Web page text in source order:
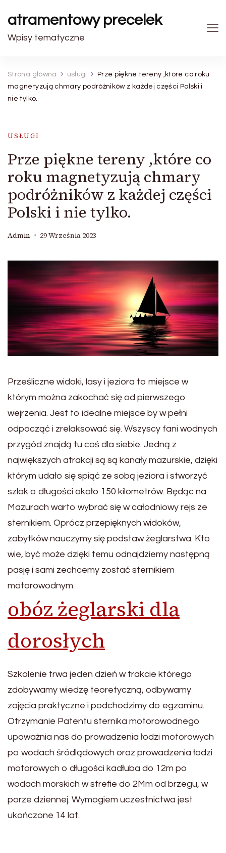
atramentowy precelek
Wpisy tematyczne
Strona główna usługi
Prze piękne tereny ,które co roku
magnetyzują chmary podróżników z każdej części Polski i
nie tylko.
USŁUGI
Prze piękne tereny ,które co
roku magnetyzują chmary
podróżników z każdej części
Polski i nie tylko.
Admin 29 Września 2023
Prześliczne widoki, lasy i jeziora to miejsce w
którym można zakochać się od pierwszego
wejrzenia. Jest to idealne miejsce by w pełni
odpocząć i zrelaksować się. Wszyscy fani wodnych
przygód znajdą tu coś dla siebie. Jedną z
największych atrakcji są są kanały mazurskie, dzięki
którym udało się spiąć ze sobą jeziora i stworzyć
szlak o długości około 150 kilometrów. Będąc na
Mazurach warto wybrać się w całodniowy rejs ze
sternikiem. Oprócz przepięknych widoków,
zabytków nauczymy się podstaw żeglarstwa. Kto
wie, być może dzięki temu odnajdziemy następną
pasję i sami zechcemy zostać sternikiem
motorowodnym.
obóz żeglarski dla
dorosłych
Szkolenie trwa jeden dzień w trakcie którego
zdobywamy wiedzę teoretyczną, odbywamy
zajęcia praktyczne i podchodzimy do egzaminu.
Otrzymanie Patentu sternika motorowodnego
upoważnia nas do prowadzenia łodzi motorowych
po wodach śródlądowych oraz prowadzenia łodzi
motorowych o długości kadłuba do 12m po
wodach morskich w strefie do 2Mm od brzegu, w
porze dziennej. Wymogiem uczestnictwa jest
ukończone 14 lat.